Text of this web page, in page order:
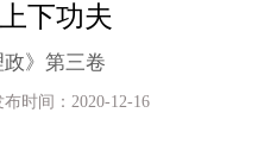
下功夫
》第三卷
时间：2020-12-16